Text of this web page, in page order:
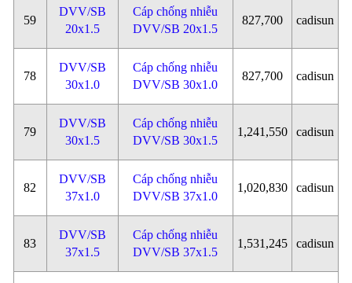
59
DVV/SB
20x1.5
Cáp chống nhiễu
DVV/SB 20x1.5
827,700 cadisun
78
DVV/SB
30x1.0
Cáp chống nhiễu
DVV/SB 30x1.0
827,700 cadisun
79
DVV/SB
30x1.5
Cáp chống nhiễu
DVV/SB 30x1.5
1,241,550 cadisun
82
DVV/SB
37x1.0
Cáp chống nhiễu
DVV/SB 37x1.0
1,020,830 cadisun
83
DVV/SB
37x1.5
Cáp chống nhiễu
DVV/SB 37x1.5
1,531,245 cadisun